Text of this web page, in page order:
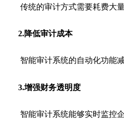
传统的审计方式需要耗费大
2.降低审计成本
智能审计系统的自动化功能
3.增强财务透明度
智能审计系统能够实时监控